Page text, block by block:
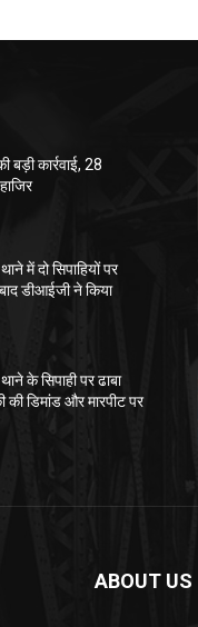
बड़ी कार्रवाई, 28
में दो सिपाहियों पर
डीआईजी ने किया
के सिपाही पर ढाबा
डिमांड और मारपीट पर
ABOUT US